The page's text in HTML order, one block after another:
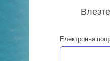
Електронна